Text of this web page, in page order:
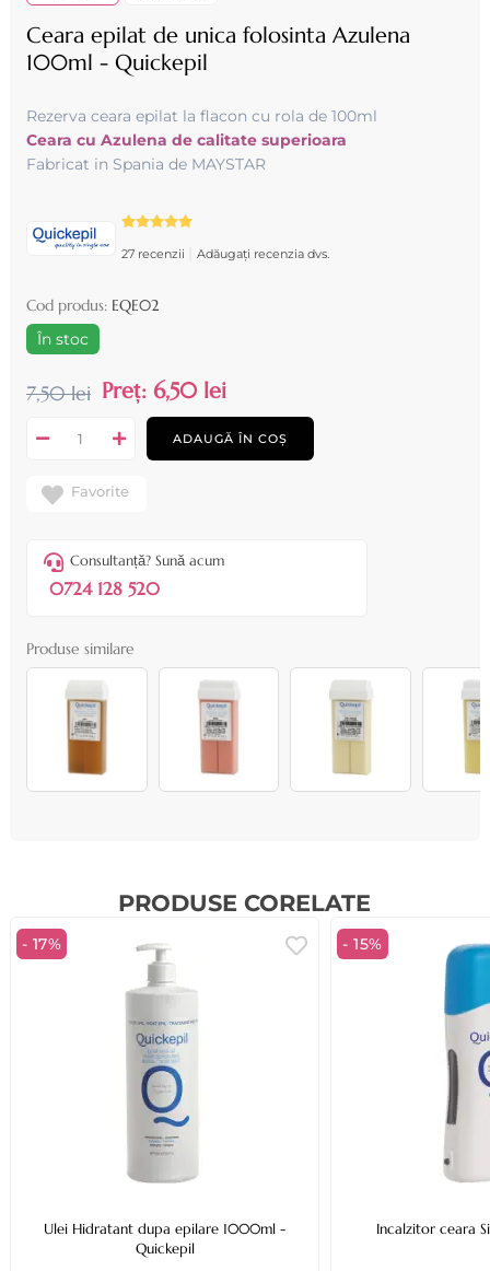
Ceara epilat de unica folosinta Azulena
100ml - Quickepil
Rezerva ceara epilat la flacon cu rola de 100ml
Ceara cu Azulena de calitate superioara
Fabricat in Spania de MAYSTAR
27 recenzii Adăugați recenzia dvs.
Cod produs: EQE02
În stoc
7,50 lei Preț: 6,50 lei
ADAUGĂ ÎN COȘ
Favorite
Consultanță? Sună acum
0724 128 520
Produse similare
PRODUSE CORELATE
- 17%
Ulei Hidratant dupa epilare 1000ml -
Quickepil
- 15%
Incalzitor ceara